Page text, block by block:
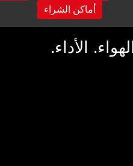
أماكن الشراء
الأداء.